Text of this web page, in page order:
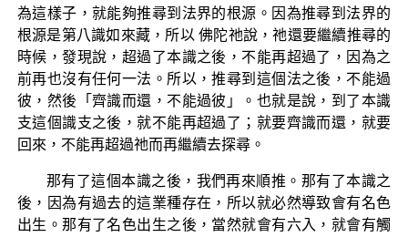
為這樣子，就能夠推尋到法界的根源。因為推尋到法界的
根源是第八識如來藏，所以 佛陀祂說，祂還要繼續推尋的
時候，發現說，超過了本識之後，不能再超過了，因為之
前再也沒有任何一法。所以，推尋到這個法之後，不能過
彼，然後「齊識而還，不能過彼」。也就是說，到了本識
支這個識支之後，就不能再超過了；就要齊識而還，就要
回來，不能再超過祂而再繼續去探尋。
那有了這個本識之後，我們再來順推。那有了本識之
後，因為有過去的這業種存在，所以就必然導致會有名色
出生。那有了名色出生之後，當然就會有六入，就會有觸